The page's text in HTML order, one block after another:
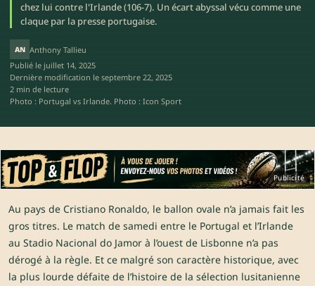
chez lui contre l'Irlande (106-7). Un écart abyssal vécu comme une
claque par la presse portugaise.
AN Anthony Tallieu
Publié le juillet 14, 2025
Dernière modification le septembre 22, 2025
2 min de lecture
Photo : Portugal vs Irlande. Photo : Icon Sport
Publicité
Au pays de Cristiano Ronaldo, le ballon ovale n’a jamais fait les
gros titres. Le match de samedi entre le Portugal et l’Irlande
au Stadio Nacional do Jamor à l’ouest de Lisbonne n’a pas
dérogé à la règle. Et ce malgré son caractère historique, avec
la plus lourde défaite de l’histoire de la sélection lusitanienne